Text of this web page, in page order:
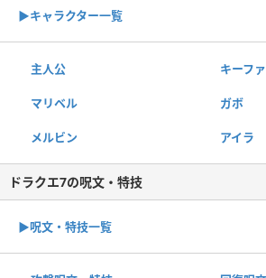
▶︎キャラクター一覧
主人公 キーファ
マリベル ガボ
メルビン アイラ
ドラクエ7の呪文・特技
▶︎呪文・特技一覧